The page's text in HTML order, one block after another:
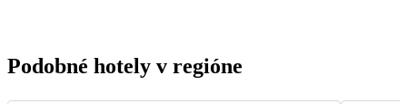
Podobné hotely v regióne